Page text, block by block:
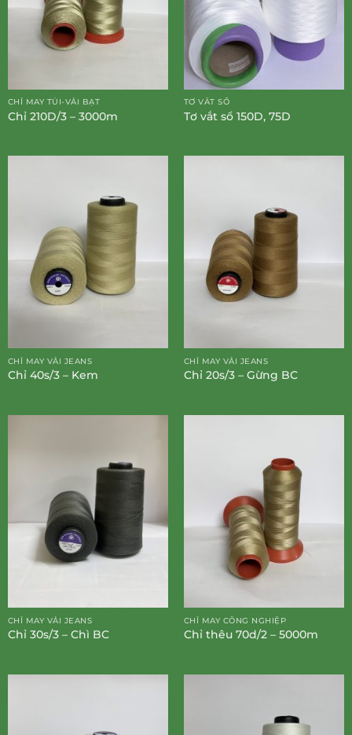
CHỈ MAY TÚI-VẢI BẠT
Chỉ 210D/3 – 3000m
TƠ VẮT SỔ
Tơ vắt sổ 150D, 75D
CHỈ MAY VẢI JEANS
Chỉ 40s/3 – Kem
CHỈ MAY VẢI JEANS
Chỉ 20s/3 – Gừng BC
CHỈ MAY VẢI JEANS
Chỉ 30s/3 – Chì BC
CHỈ MAY CÔNG NGHIỆP
Chỉ thêu 70d/2 – 5000m